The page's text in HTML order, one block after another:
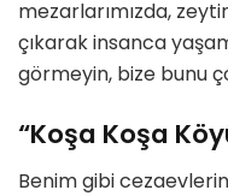
mezarlarımızda,
çıkarak insanca
görmeyin, bize bunu
“Koşa Koşa
Benim gibi